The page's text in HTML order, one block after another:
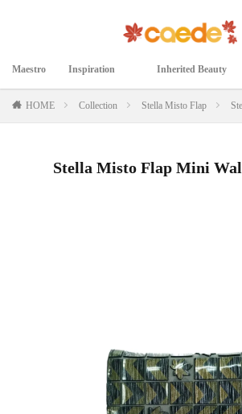
Maestro
マエストロ
Inspiration
インスピレーション
Inherited Beauty
継承された美
HOME Collection Stella Misto Flap
Stella Misto Flap Mini